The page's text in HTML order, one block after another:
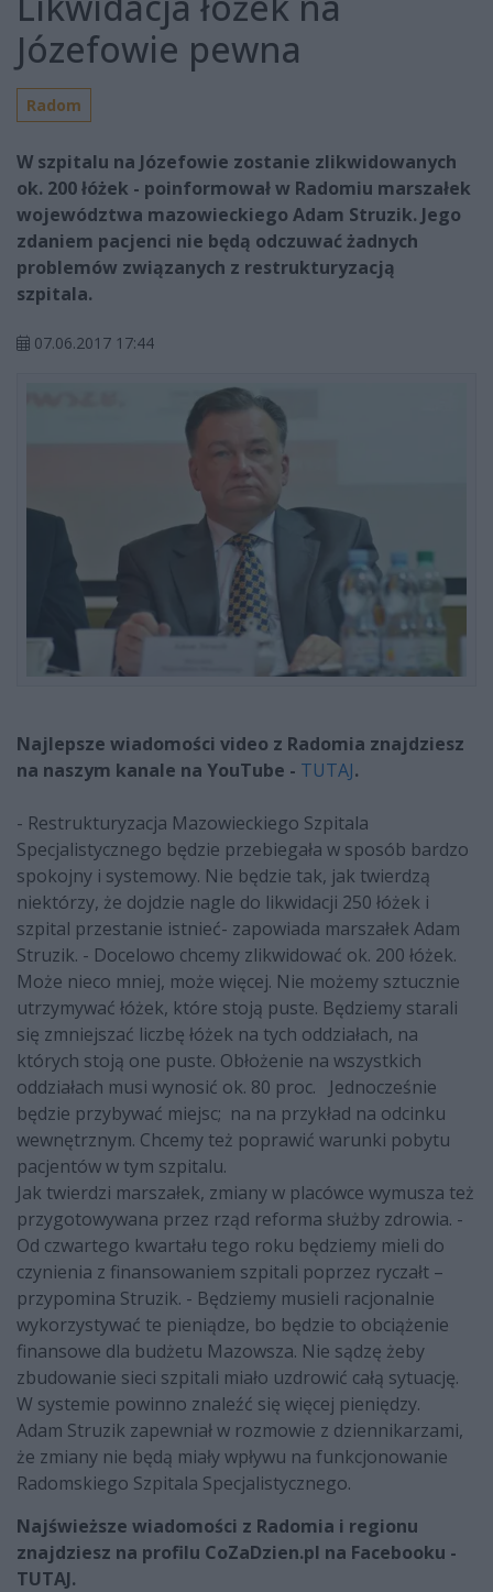
Józefowie pewna
Radom
W szpitalu na Józefowie zostanie zlikwidowanych
ok. 200 łóżek - poinformował w Radomiu marszałek
województwa mazowieckiego Adam Struzik. Jego
zdaniem pacjenci nie będą odczuwać żadnych
problemów związanych z restrukturyzacją
szpitala.
07.06.2017 17:44
Najlepsze wiadomości video z Radomia znajdziesz
na naszym kanale na YouTube - TUTAJ.
- Restrukturyzacja Mazowieckiego Szpitala
Specjalistycznego będzie przebiegała w sposób bardzo
spokojny i systemowy. Nie będzie tak, jak twierdzą
niektórzy, że dojdzie nagle do likwidacji 250 łóżek i
szpital przestanie istnieć- zapowiada marszałek Adam
Struzik. - Docelowo chcemy zlikwidować ok. 200 łóżek.
Może nieco mniej, może więcej. Nie możemy sztucznie
utrzymywać łóżek, które stoją puste. Będziemy starali
się zmniejszać liczbę łóżek na tych oddziałach, na
których stoją one puste. Obłożenie na wszystkich
oddziałach musi wynosić ok. 80 proc. Jednocześnie
będzie przybywać miejsc; na na przykład na odcinku
wewnętrznym. Chcemy też poprawić warunki pobytu
pacjentów w tym szpitalu.
Jak twierdzi marszałek, zmiany w placówce wymusza też
przygotowywana przez rząd reforma służby zdrowia. -
Od czwartego kwartału tego roku będziemy mieli do
czynienia z finansowaniem szpitali poprzez ryczałt –
przypomina Struzik. - Będziemy musieli racjonalnie
wykorzystywać te pieniądze, bo będzie to obciążenie
finansowe dla budżetu Mazowsza. Nie sądzę żeby
zbudowanie sieci szpitali miało uzdrowić całą sytuację.
W systemie powinno znaleźć się więcej pieniędzy.
Adam Struzik zapewniał w rozmowie z dziennikarzami,
że zmiany nie będą miały wpływu na funkcjonowanie
Radomskiego Szpitala Specjalistycznego.
Najświeższe wiadomości z Radomia i regionu
znajdziesz na profilu CoZaDzien.pl na Facebooku -
TUTAJ.